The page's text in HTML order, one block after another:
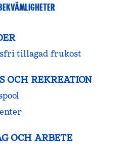
tillagad frukost
OCH REKREATION
OCH ARBETE